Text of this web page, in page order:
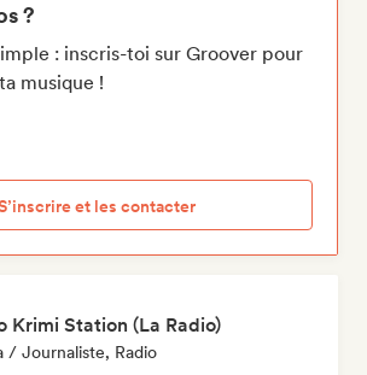
?
: inscris-toi sur Groover pour
musique !
et les contacter
Krimi Station (La Radio)
/ Journaliste, Radio